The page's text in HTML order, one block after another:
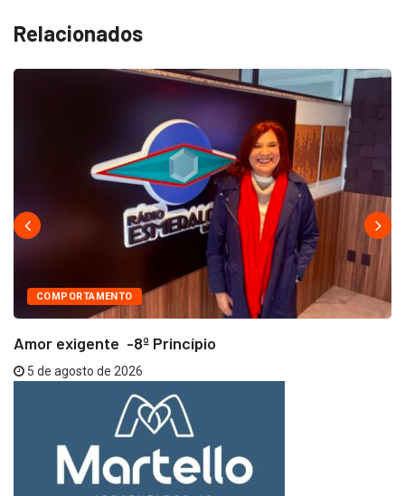
Relacionados
COMPORTAMENTO
Amor exigente -8º Princípio
5 de agosto de 2026